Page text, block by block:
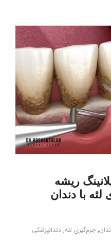
ریشه
با دندان
, جرم‌گیری لثه, دندانپزشکی